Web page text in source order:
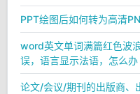
PPT绘图后如何转为高清
word英文单词满篇红色波
误，语言显示法语，怎么办
论文/会议/期刊的出版商、